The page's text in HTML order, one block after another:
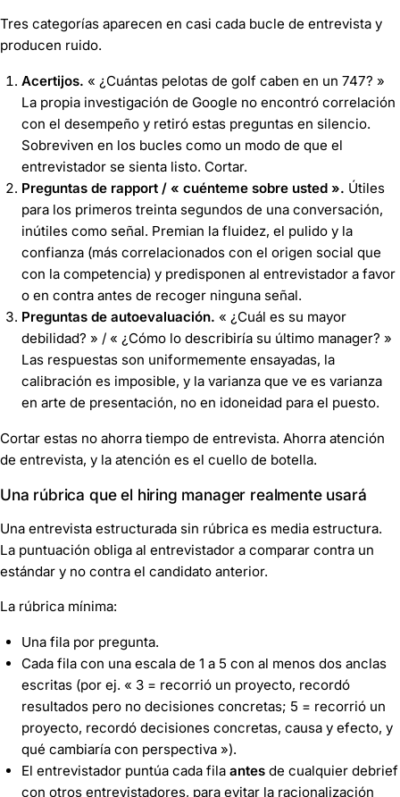
Tres categorías aparecen en casi cada bucle de entrevista y
producen ruido.
Acertijos. « ¿Cuántas pelotas de golf caben en un 747? »
La propia investigación de Google no encontró correlación
con el desempeño y retiró estas preguntas en silencio.
Sobreviven en los bucles como un modo de que el
entrevistador se sienta listo. Cortar.
Preguntas de rapport / « cuénteme sobre usted ». Útiles
para los primeros treinta segundos de una conversación,
inútiles como señal. Premian la fluidez, el pulido y la
confianza (más correlacionados con el origen social que
con la competencia) y predisponen al entrevistador a favor
o en contra antes de recoger ninguna señal.
Preguntas de autoevaluación. « ¿Cuál es su mayor
debilidad? » / « ¿Cómo lo describiría su último manager? »
Las respuestas son uniformemente ensayadas, la
calibración es imposible, y la varianza que ve es varianza
en arte de presentación, no en idoneidad para el puesto.
Cortar estas no ahorra tiempo de entrevista. Ahorra atención
de entrevista, y la atención es el cuello de botella.
Una rúbrica que el hiring manager realmente usará
Una entrevista estructurada sin rúbrica es media estructura.
La puntuación obliga al entrevistador a comparar contra un
estándar y no contra el candidato anterior.
La rúbrica mínima:
Una fila por pregunta.
Cada fila con una escala de 1 a 5 con al menos dos anclas
escritas (por ej. « 3 = recorrió un proyecto, recordó
resultados pero no decisiones concretas; 5 = recorrió un
proyecto, recordó decisiones concretas, causa y efecto, y
qué cambiaría con perspectiva »).
El entrevistador puntúa cada fila antes de cualquier debrief
con otros entrevistadores, para evitar la racionalización